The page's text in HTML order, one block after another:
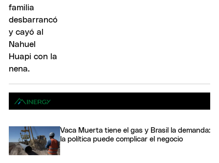
Vaca Muerta tiene el gas y Brasil la demanda:
la política puede complicar el negocio